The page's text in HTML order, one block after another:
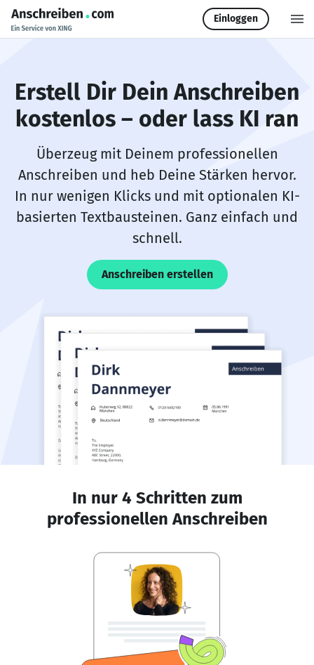
Einloggen
Erstell Dir Dein Anschreiben
kostenlos – oder lass KI ran
Überzeug mit Deinem professionellen
Anschreiben und heb Deine Stärken hervor.
In nur wenigen Klicks und mit optionalen KI-
basierten Textbausteinen. Ganz einfach und
schnell.
Anschreiben erstellen
In nur 4 Schritten zum
professionellen Anschreiben